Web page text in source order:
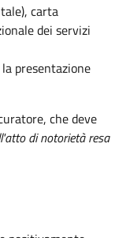
carta
dei servizi
presentazione
che deve
di notorietà resa